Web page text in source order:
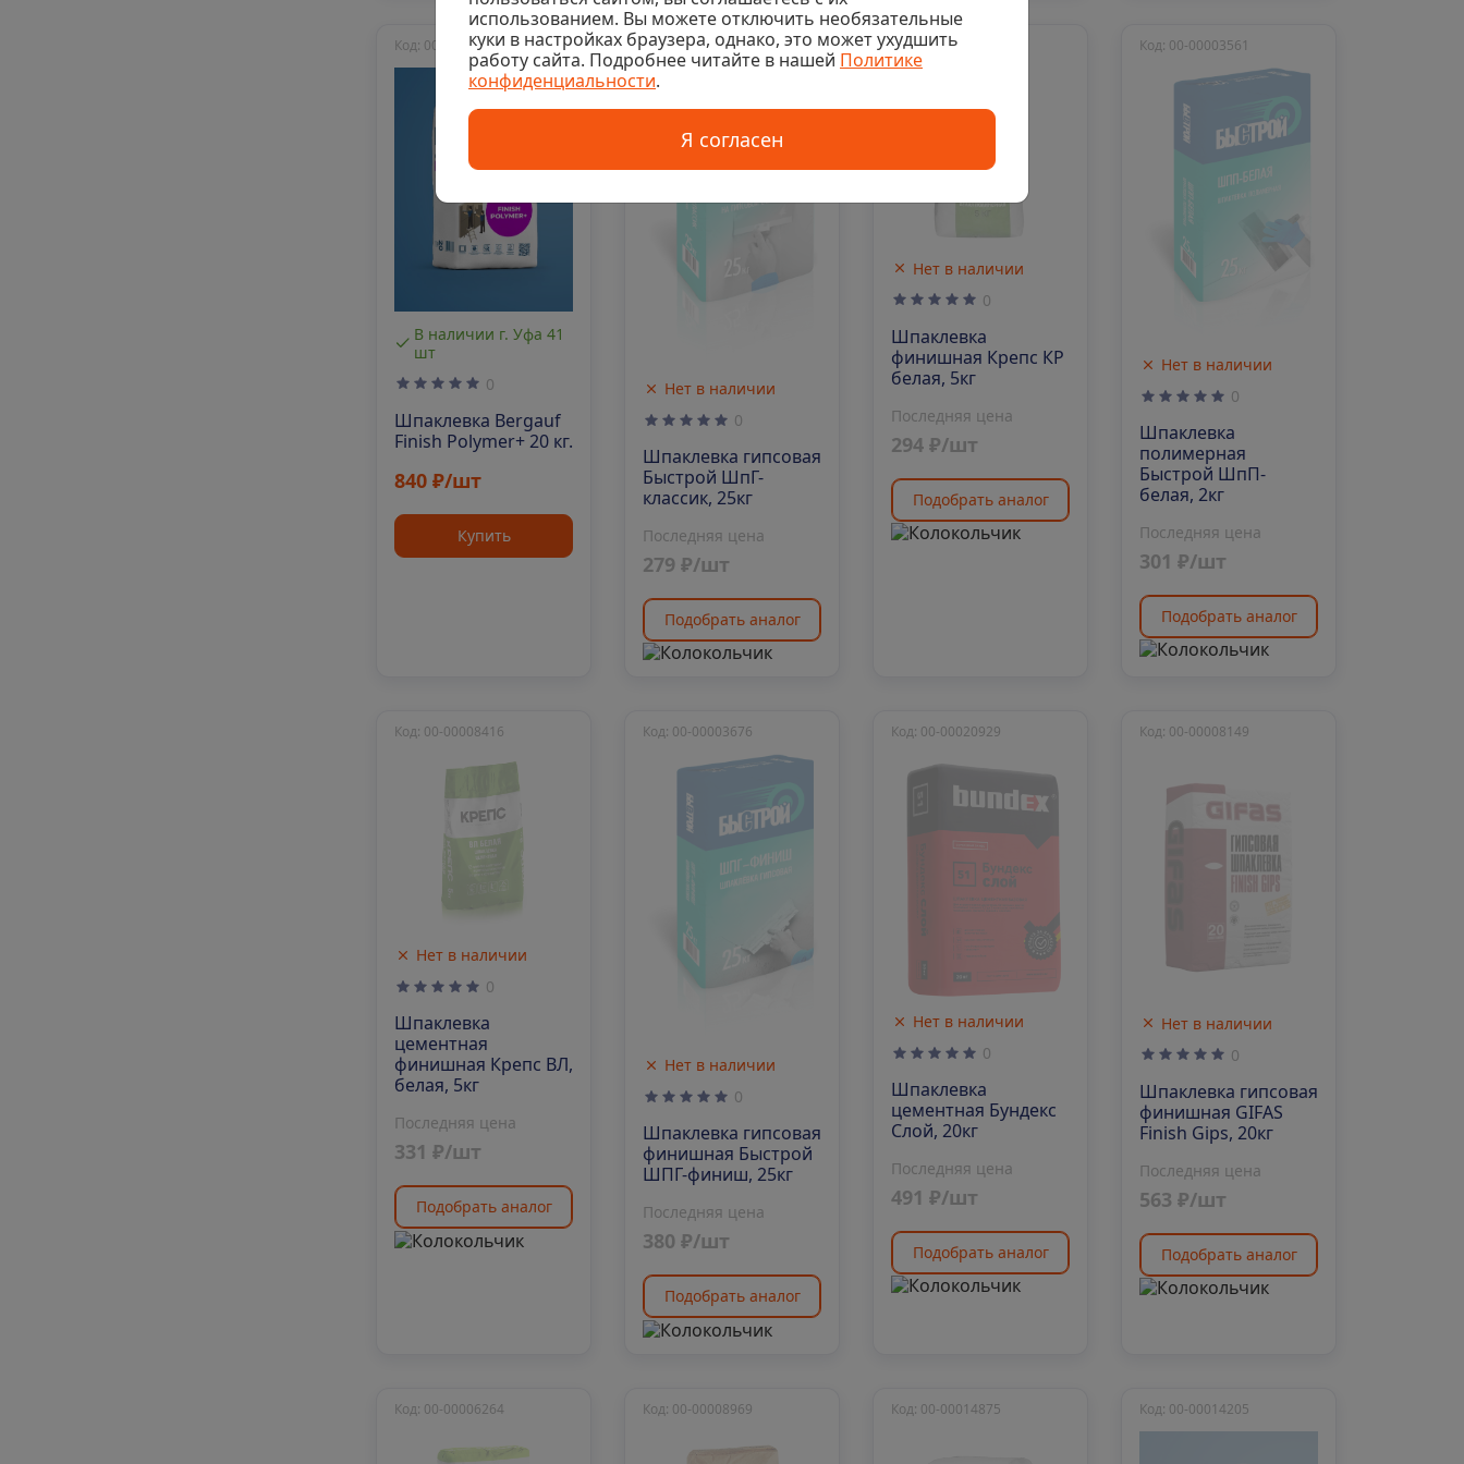
В наличии г. Уфа 41
шт
Код: 00-00013774
0
Шпаклевка Bergauf
Finish Polymer+ 20 кг.
840 ₽/шт
Купить
Нет в наличии
Код: 00-00003240
0
Шпаклевка гипсовая
Быстрой ШпГ-
классик, 25кг
Последняя цена
279 ₽/шт
Подобрать аналог
Нет в наличии
Код: 00-00008415
0
Шпаклевка
финишная Крепс КР
белая, 5кг
Последняя цена
294 ₽/шт
Подобрать аналог
Нет в наличии
Код: 00-00003561
0
Шпаклевка
полимерная
Быстрой ШпП-
белая, 2кг
Последняя цена
301 ₽/шт
Подобрать аналог
Нет в наличии
Код: 00-00008416
0
Шпаклевка
цементная
финишная Крепс ВЛ,
белая, 5кг
Последняя цена
331 ₽/шт
Подобрать аналог
Нет в наличии
Код: 00-00003676
0
Шпаклевка гипсовая
финишная Быстрой
ШПГ-финиш, 25кг
Последняя цена
380 ₽/шт
Подобрать аналог
Нет в наличии
Код: 00-00020929
0
Шпаклевка
цементная Бундекс
Слой, 20кг
Последняя цена
491 ₽/шт
Подобрать аналог
Нет в наличии
Код: 00-00008149
0
Шпаклевка гипсовая
финишная GIFAS
Finish Gips, 20кг
Последняя цена
563 ₽/шт
Подобрать аналог
Код: 00-00006264 Код: 00-00008969 Код: 00-00014875 Код: 00-00014205
использованием. Вы можете отключить необязательные
куки в настройках браузера, однако, это может ухудшить
работу сайта. Подробнее читайте в нашей Политике
конфиденциальности.
Я согласен